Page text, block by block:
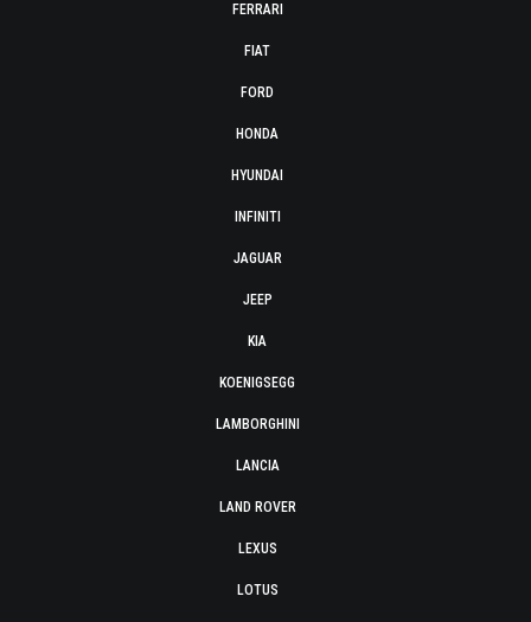
FERRARI
FIAT
FORD
HONDA
HYUNDAI
INFINITI
JAGUAR
JEEP
KIA
KOENIGSEGG
LAMBORGHINI
LANCIA
LAND ROVER
LEXUS
LOTUS